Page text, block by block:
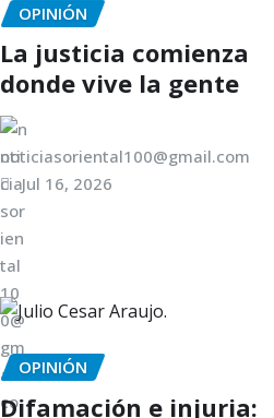
OPINIÓN
La justicia comienza
donde vive la gente
noticiasoriental100@gmail.com
Jul 16, 2026
OPINIÓN
Difamación e injuria: